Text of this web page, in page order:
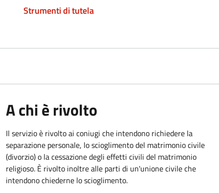
Strumenti di tutela
A chi è rivolto
Il servizio è rivolto ai coniugi che intendono richiedere la
separazione personale, lo scioglimento del matrimonio civile
(divorzio) o la cessazione degli effetti civili del matrimonio
religioso. È rivolto inoltre alle parti di un'unione civile che
intendono chiederne lo scioglimento.